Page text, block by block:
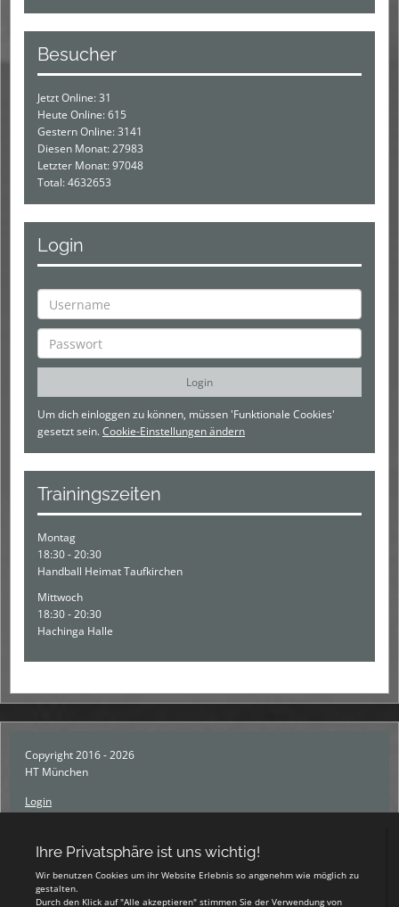
Besucher
Jetzt Online: 31
Heute Online: 615
Gestern Online: 3141
Diesen Monat: 27983
Letzter Monat: 97048
Total: 4632653
Login
Um dich einloggen zu können, müssen 'Funktionale Cookies'
gesetzt sein.Cookie-Einstellungen ändern
Trainingszeiten
Montag
18:30 - 20:30
Handball Heimat Taufkirchen
Mittwoch
18:30 - 20:30
Hachinga Halle
Copyright 2016 - 2026
HT München
Login
Impressum
Datenschutzerklärung
Teamsports 2